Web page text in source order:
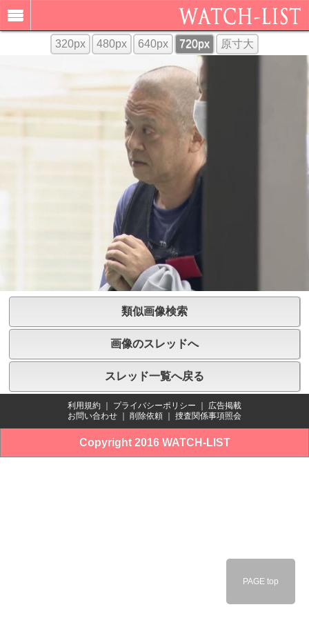
320px 480px 640px 720px 原寸大
類似画像検索
画像のスレッドへ
スレッド一覧へ戻る
利用規約 プライバシーポリシー
広告掲載
お問い合わせ
削除依頼 捜査関係事項照会
Copyright 2016 WATCH-LIST
PAGE top